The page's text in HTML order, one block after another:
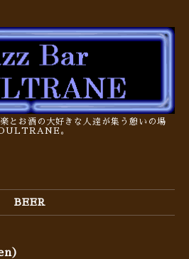
とお酒の大好きな人達が集う憩いの場
。
BEER
）